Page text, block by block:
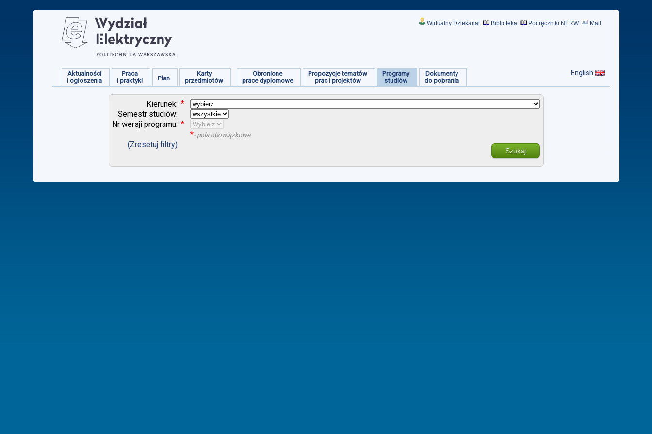
Wirtualny Dziekanat Biblioteka Podręczniki NERW Mail
Aktualności
i ogłoszenia
Praca
i praktyki
Plan
Karty
przedmiotów
Obronione
prace dyplomowe
Propozycje tematów
prac i projektów
Programy
studiów
Dokumenty
do pobrania
English
Kierunek: *
Semestr studiów:
Nr wersji programu: *
*- pola obowiązkowe
(Zresetuj filtry)